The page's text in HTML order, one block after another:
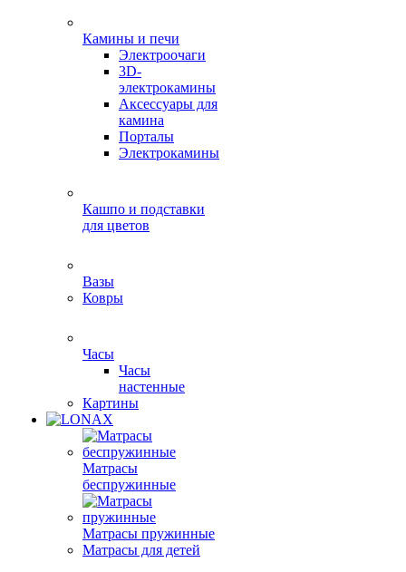
Камины и печи
Электроочаги
3D-
электрокамины
Аксессуары для
камина
Порталы
Электрокамины
Кашпо и подставки
для цветов
Вазы
Ковры
Часы
Часы
настенные
Картины
Матрасы
беспружинные
Матрасы пружинные
Матрасы для детей